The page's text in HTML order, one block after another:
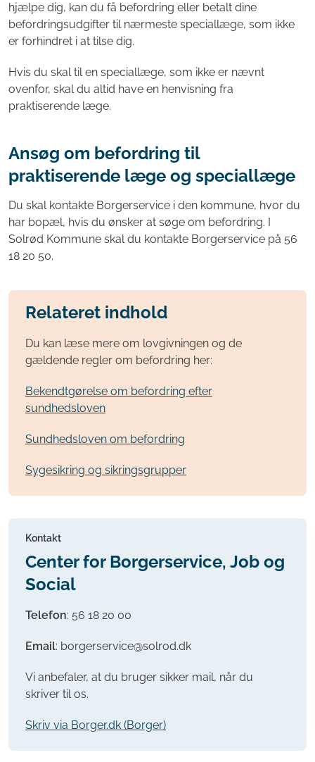
hjælpe dig, kan du få befordring eller betalt dine
befordringsudgifter til nærmeste speciallæge, som ikke
er forhindret i at tilse dig.
Hvis du skal til en speciallæge, som ikke er nævnt
ovenfor, skal du altid have en henvisning fra
praktiserende læge.
Ansøg om befordring til
praktiserende læge og speciallæge
Du skal kontakte Borgerservice i den kommune, hvor du
har bopæl, hvis du ønsker at søge om befordring. I
Solrød Kommune skal du kontakte Borgerservice på 56
18 20 50.
Relateret indhold
Du kan læse mere om lovgivningen og de
gældende regler om befordring her:
Bekendtgørelse om befordring efter
sundhedsloven
Sundhedsloven om befordring
Sygesikring og sikringsgrupper
Kontakt
Center for Borgerservice, Job og
Social
Telefon: 56 18 20 00
Email: borgerservice@solrod.dk
Vi anbefaler, at du bruger sikker mail, når du
skriver til os.
Skriv via Borger.dk (Borger)